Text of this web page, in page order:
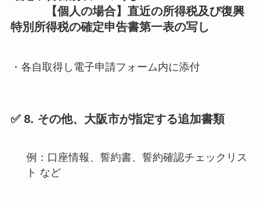
【個人の場合】直近の所得税及び復興
特別所得税の確定申告書第一表の写し
・各自取得し電子申請フォーム内に添付
✅ 8. その他、大阪市が指定する追加書類
例：口座情報、誓約書、誓約確認チェックリス
ト など